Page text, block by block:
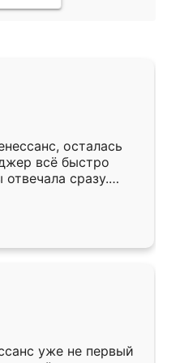
осталась
всё быстро
сразу.
подошёл к
Собрали
аккуратно, даже
уже не первый